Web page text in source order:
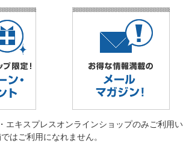
エキスプレスオンラインショップのみご利用い
はご利用になれません。